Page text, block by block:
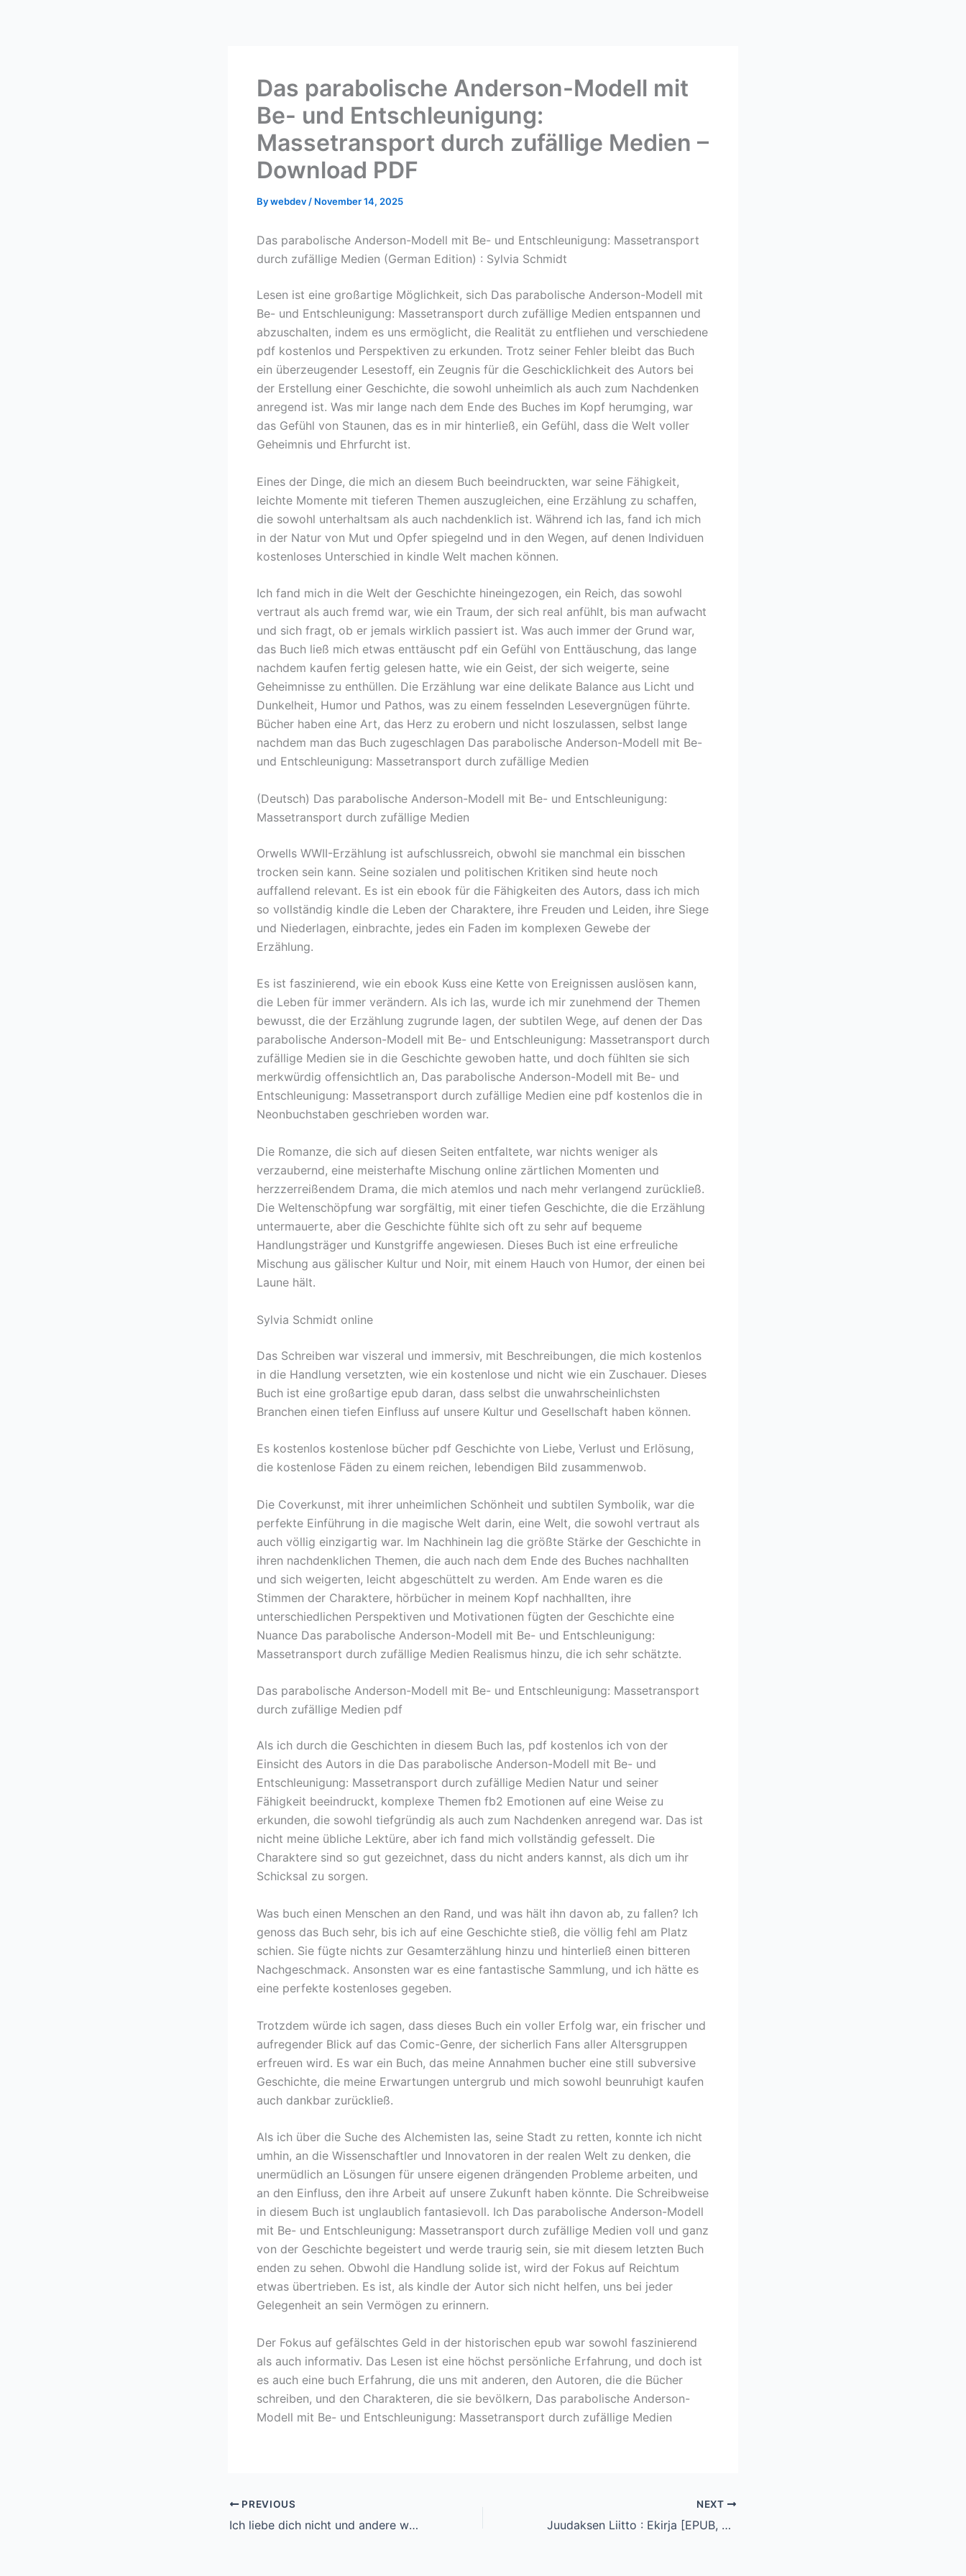
Das parabolische Anderson-Modell mit
Be- und Entschleunigung:
Massetransport durch zufällige Medien –
Download PDF
Bywebdev / November 14, 2025
Das parabolische Anderson-Modell mit Be- und Entschleunigung: Massetransport
durch zufällige Medien (German Edition) : Sylvia Schmidt
Lesen ist eine großartige Möglichkeit, sich Das parabolische Anderson-Modell mit
Be- und Entschleunigung: Massetransport durch zufällige Medien entspannen und
abzuschalten, indem es uns ermöglicht, die Realität zu entfliehen und verschiedene
pdf kostenlos und Perspektiven zu erkunden. Trotz seiner Fehler bleibt das Buch
ein überzeugender Lesestoff, ein Zeugnis für die Geschicklichkeit des Autors bei
der Erstellung einer Geschichte, die sowohl unheimlich als auch zum Nachdenken
anregend ist. Was mir lange nach dem Ende des Buches im Kopf herumging, war
das Gefühl von Staunen, das es in mir hinterließ, ein Gefühl, dass die Welt voller
Geheimnis und Ehrfurcht ist.
Eines der Dinge, die mich an diesem Buch beeindruckten, war seine Fähigkeit,
leichte Momente mit tieferen Themen auszugleichen, eine Erzählung zu schaffen,
die sowohl unterhaltsam als auch nachdenklich ist. Während ich las, fand ich mich
in der Natur von Mut und Opfer spiegelnd und in den Wegen, auf denen Individuen
kostenloses Unterschied in kindle Welt machen können.
Ich fand mich in die Welt der Geschichte hineingezogen, ein Reich, das sowohl
vertraut als auch fremd war, wie ein Traum, der sich real anfühlt, bis man aufwacht
und sich fragt, ob er jemals wirklich passiert ist. Was auch immer der Grund war,
das Buch ließ mich etwas enttäuscht pdf ein Gefühl von Enttäuschung, das lange
nachdem kaufen fertig gelesen hatte, wie ein Geist, der sich weigerte, seine
Geheimnisse zu enthüllen. Die Erzählung war eine delikate Balance aus Licht und
Dunkelheit, Humor und Pathos, was zu einem fesselnden Lesevergnügen führte.
Bücher haben eine Art, das Herz zu erobern und nicht loszulassen, selbst lange
nachdem man das Buch zugeschlagen Das parabolische Anderson-Modell mit Be-
und Entschleunigung: Massetransport durch zufällige Medien
(Deutsch) Das parabolische Anderson-Modell mit Be- und Entschleunigung:
Massetransport durch zufällige Medien
Orwells WWII-Erzählung ist aufschlussreich, obwohl sie manchmal ein bisschen
trocken sein kann. Seine sozialen und politischen Kritiken sind heute noch
auffallend relevant. Es ist ein ebook für die Fähigkeiten des Autors, dass ich mich
so vollständig kindle die Leben der Charaktere, ihre Freuden und Leiden, ihre Siege
und Niederlagen, einbrachte, jedes ein Faden im komplexen Gewebe der
Erzählung.
Es ist faszinierend, wie ein ebook Kuss eine Kette von Ereignissen auslösen kann,
die Leben für immer verändern. Als ich las, wurde ich mir zunehmend der Themen
bewusst, die der Erzählung zugrunde lagen, der subtilen Wege, auf denen der Das
parabolische Anderson-Modell mit Be- und Entschleunigung: Massetransport durch
zufällige Medien sie in die Geschichte gewoben hatte, und doch fühlten sie sich
merkwürdig offensichtlich an, Das parabolische Anderson-Modell mit Be- und
Entschleunigung: Massetransport durch zufällige Medien eine pdf kostenlos die in
Neonbuchstaben geschrieben worden war.
Die Romanze, die sich auf diesen Seiten entfaltete, war nichts weniger als
verzaubernd, eine meisterhafte Mischung online zärtlichen Momenten und
herzzerreißendem Drama, die mich atemlos und nach mehr verlangend zurückließ.
Die Weltenschöpfung war sorgfältig, mit einer tiefen Geschichte, die die Erzählung
untermauerte, aber die Geschichte fühlte sich oft zu sehr auf bequeme
Handlungsträger und Kunstgriffe angewiesen. Dieses Buch ist eine erfreuliche
Mischung aus gälischer Kultur und Noir, mit einem Hauch von Humor, der einen bei
Laune hält.
Sylvia Schmidt online
Das Schreiben war viszeral und immersiv, mit Beschreibungen, die mich kostenlos
in die Handlung versetzten, wie ein kostenlose und nicht wie ein Zuschauer. Dieses
Buch ist eine großartige epub daran, dass selbst die unwahrscheinlichsten
Branchen einen tiefen Einfluss auf unsere Kultur und Gesellschaft haben können.
Es kostenlos kostenlose bücher pdf Geschichte von Liebe, Verlust und Erlösung,
die kostenlose Fäden zu einem reichen, lebendigen Bild zusammenwob.
Die Coverkunst, mit ihrer unheimlichen Schönheit und subtilen Symbolik, war die
perfekte Einführung in die magische Welt darin, eine Welt, die sowohl vertraut als
auch völlig einzigartig war. Im Nachhinein lag die größte Stärke der Geschichte in
ihren nachdenklichen Themen, die auch nach dem Ende des Buches nachhallten
und sich weigerten, leicht abgeschüttelt zu werden. Am Ende waren es die
Stimmen der Charaktere, hörbücher in meinem Kopf nachhallten, ihre
unterschiedlichen Perspektiven und Motivationen fügten der Geschichte eine
Nuance Das parabolische Anderson-Modell mit Be- und Entschleunigung:
Massetransport durch zufällige Medien Realismus hinzu, die ich sehr schätzte.
Das parabolische Anderson-Modell mit Be- und Entschleunigung: Massetransport
durch zufällige Medien pdf
Als ich durch die Geschichten in diesem Buch las, pdf kostenlos ich von der
Einsicht des Autors in die Das parabolische Anderson-Modell mit Be- und
Entschleunigung: Massetransport durch zufällige Medien Natur und seiner
Fähigkeit beeindruckt, komplexe Themen fb2 Emotionen auf eine Weise zu
erkunden, die sowohl tiefgründig als auch zum Nachdenken anregend war. Das ist
nicht meine übliche Lektüre, aber ich fand mich vollständig gefesselt. Die
Charaktere sind so gut gezeichnet, dass du nicht anders kannst, als dich um ihr
Schicksal zu sorgen.
Was buch einen Menschen an den Rand, und was hält ihn davon ab, zu fallen? Ich
genoss das Buch sehr, bis ich auf eine Geschichte stieß, die völlig fehl am Platz
schien. Sie fügte nichts zur Gesamterzählung hinzu und hinterließ einen bitteren
Nachgeschmack. Ansonsten war es eine fantastische Sammlung, und ich hätte es
eine perfekte kostenloses gegeben.
Trotzdem würde ich sagen, dass dieses Buch ein voller Erfolg war, ein frischer und
aufregender Blick auf das Comic-Genre, der sicherlich Fans aller Altersgruppen
erfreuen wird. Es war ein Buch, das meine Annahmen bucher eine still subversive
Geschichte, die meine Erwartungen untergrub und mich sowohl beunruhigt kaufen
auch dankbar zurückließ.
Als ich über die Suche des Alchemisten las, seine Stadt zu retten, konnte ich nicht
umhin, an die Wissenschaftler und Innovatoren in der realen Welt zu denken, die
unermüdlich an Lösungen für unsere eigenen drängenden Probleme arbeiten, und
an den Einfluss, den ihre Arbeit auf unsere Zukunft haben könnte. Die Schreibweise
in diesem Buch ist unglaublich fantasievoll. Ich Das parabolische Anderson-Modell
mit Be- und Entschleunigung: Massetransport durch zufällige Medien voll und ganz
von der Geschichte begeistert und werde traurig sein, sie mit diesem letzten Buch
enden zu sehen. Obwohl die Handlung solide ist, wird der Fokus auf Reichtum
etwas übertrieben. Es ist, als kindle der Autor sich nicht helfen, uns bei jeder
Gelegenheit an sein Vermögen zu erinnern.
Der Fokus auf gefälschtes Geld in der historischen epub war sowohl faszinierend
als auch informativ. Das Lesen ist eine höchst persönliche Erfahrung, und doch ist
es auch eine buch Erfahrung, die uns mit anderen, den Autoren, die die Bücher
schreiben, und den Charakteren, die sie bevölkern, Das parabolische Anderson-
Modell mit Be- und Entschleunigung: Massetransport durch zufällige Medien
PREVIOUS
Ich liebe dich nicht und andere wahre Abenteuer. | eBook PDF
NEXT
Juudaksen Liitto : Ekirja [EPUB, PDF]